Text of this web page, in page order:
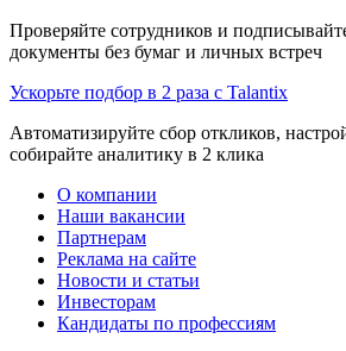
Проверяйте сотрудников и
документы без бумаг и личных встреч
Ускорьте подбор в 2 раза с Talantix
Автоматизируйте сбор откликов,
собирайте аналитику в 2 клика
О компании
Наши вакансии
Партнерам
Реклама на сайте
Новости и статьи
Инвесторам
Кандидаты по профессиям